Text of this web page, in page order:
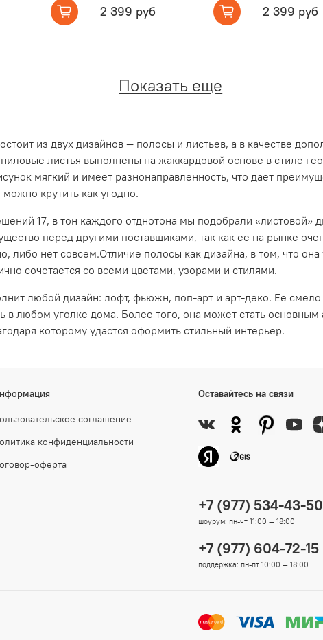
2 399 руб 2 399 руб
Показать еще
из двух дизайнов — полосы и листьев, а в качестве
листья выполнены на жаккардовой основе в стиле
мягкий и имеет разнонаправленность, что дает
можно крутить как угодно.
17, в тон каждого отднотона мы подобрали «листовой»
перед другими поставщиками, так как ее на рынке
либо нет совсем.Отличие полосы как дизайна, в том, что она
сочетается со всеми цветами, узорами и стилями.
любой дизайн: лофт, фьюжн, поп-арт и арт-деко. Ее
в любом уголке дома. Более того, она может стать основным
которому удастся оформить стильный интерьер.
соглашение
конфиденциальности
оферта
Оставайтесь на связи
+7 (977) 534-43-50
шоурум: пн-чт 11:00 — 18:00
+7 (977) 604-72-15
поддержка: пн-пт 10:00 — 18:00